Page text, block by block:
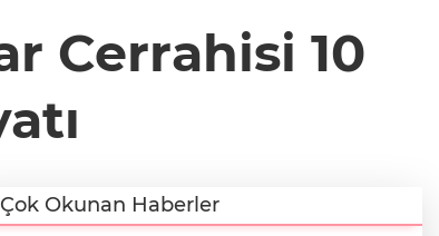
Cerrahisi 10
Okunan Haberler